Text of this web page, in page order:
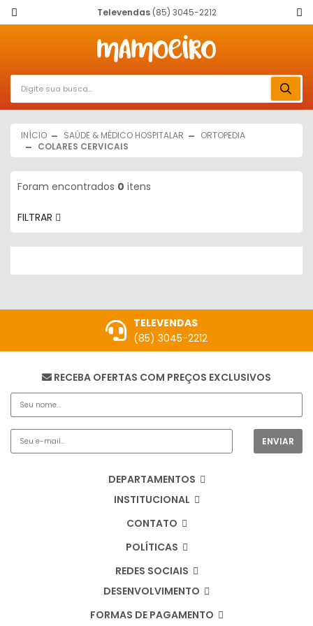
Televendas(85) 3045-2212
INÍCIO SAÚDE & MÉDICO HOSPITALAR
ORTOPEDIA
COLARES CERVICAIS
Foram encontrados 0 itens
FILTRAR
TELEVENDAS
(85) 3045-2212
RECEBA OFERTAS COM PREÇOS EXCLUSIVOS
DEPARTAMENTOS
INSTITUCIONAL
CONTATO
POLÍTICAS
REDES SOCIAIS
DESENVOLVIMENTO
FORMAS DE PAGAMENTO